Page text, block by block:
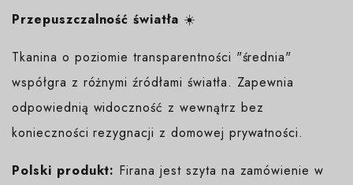
Przepuszczalność światła ☀️
Tkanina o poziomie transparentności "średnia"
współgra z różnymi źródłami światła. Zapewnia
odpowiednią widoczność z wewnątrz bez
konieczności rezygnacji z domowej prywatności.
Polski produkt: Firana jest szyta na zamówienie w